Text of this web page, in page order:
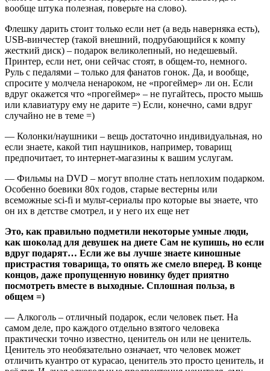
вообще штука полезная, поверьте на слово).
Флешку дарить стоит только если нет (а ведь наверняка есть),
USB-винчестер (такой внешний, подрубающийся к компу
жесткий диск) – подарок великолепный, но недешевый.
Принтер, если нет, они сейчас стоят, в общем-то, немного.
Руль с педалями – только для фанатов гонок. Да, и вообще,
спросите у молчела ненароком, не «прогеймер» ли он. Если
вдруг окажется что «прогеймер» – не пугайтесь, просто мышь
или клавиатуру ему не дарите =) Если, конечно, сами вдруг
случайно не в теме =)
— Колонки/наушники – вещь достаточно индивидуальная, но
если знаете, какой тип наушников, например, товарищ
предпочитает, то интернет-магазины к вашим услугам.
— Фильмы на DVD – могут вполне стать неплохим подарком.
Особенно боевики 80х годов, старые вестерны или
всеможные sci-fi и мульт-сериалы про которые вы знаете, что
он их в детстве смотрел, и у него их еще нет
Это, как правильно подметили некоторые умные люди,
как шоколад для девушек на диете Сам не купишь, но если
вдруг подарят… Если же вы лучше знаете киношные
пристрастия товарища, то опять же смело вперед. В конце
концов, даже пропущенную новинку будет приятно
посмотреть вместе в выходные. Сплошная польза, в
общем =)
— Алкоголь – отличный подарок, если человек пьет. На
самом деле, про каждого отдельно взятого человека
практически точно известно, ценитель он или не ценитель.
Ценитель это необязательно означает, что человек может
отличить куантро от курасао, ценитель это просто ценитель, и